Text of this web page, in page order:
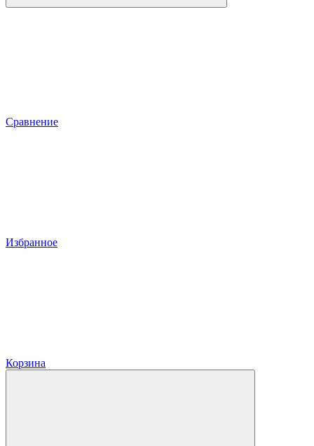
Сравнение
Избранное
Корзина